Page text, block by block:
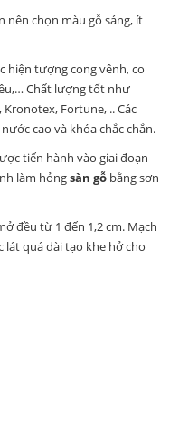
nên chọn màu gỗ sáng, ít
hiện tượng cong vênh, co
Chất lượng tốt như
Kronotex, Fortune, .. Các
cao và khóa chắc chắn.
tiến hành vào giai đoạn
làm hỏngsàn gỗ bằng sơn
đều từ 1 đến 1,2 cm. Mạch
lát quá dài tạo khe hở cho